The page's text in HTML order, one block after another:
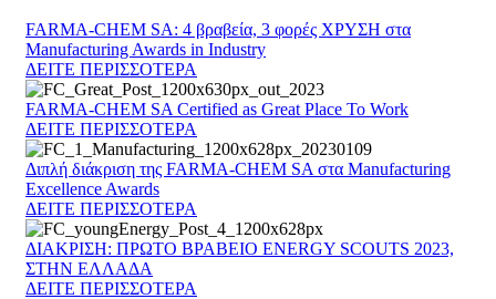
FARMA-CHEM SA: 4 βραβεία, 3 φορές ΧΡΥΣΗ στα
Manufacturing Awards in Industry
ΔΕΙΤΕ ΠΕΡΙΣΣΟΤΕΡΑ
FARMA-CHEM SA Certified as Great Place To Work
ΔΕΙΤΕ ΠΕΡΙΣΣΟΤΕΡΑ
Διπλή διάκριση της FARMA-CHEM SA στα Manufacturing
Excellence Awards
ΔΕΙΤΕ ΠΕΡΙΣΣΟΤΕΡΑ
ΔΙΑΚΡΙΣΗ: ΠΡΩΤΟ ΒΡΑΒΕΙΟ ENERGY SCOUTS 2023,
ΣΤΗΝ ΕΛΛΑΔΑ
ΔΕΙΤΕ ΠΕΡΙΣΣΟΤΕΡΑ